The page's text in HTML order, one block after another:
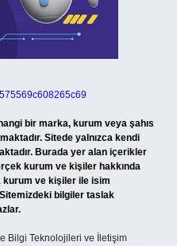
bir marka, kurum veya şahıs
Sitede yalnızca kendi
Burada yer alan içerikler
kurum ve kişiler hakkında
kurum ve kişiler ile isim
bilgiler taslak
Bilgi Teknolojileri ve İletişim